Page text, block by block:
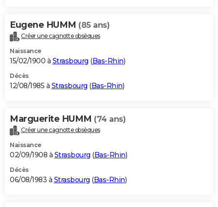
Eugene HUMM (85 ans)
Créer une cagnotte obsèques
Naissance
15/02/1900 à Strasbourg (Bas-Rhin)
Décès
12/08/1985 à Strasbourg (Bas-Rhin)
Marguerite HUMM (74 ans)
Créer une cagnotte obsèques
Naissance
02/09/1908 à Strasbourg (Bas-Rhin)
Décès
06/08/1983 à Strasbourg (Bas-Rhin)